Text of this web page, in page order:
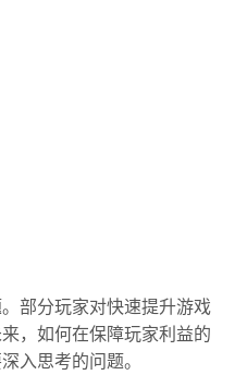
部分玩家对快速提升游戏
，如何在保障玩家利益的
入思考的问题。